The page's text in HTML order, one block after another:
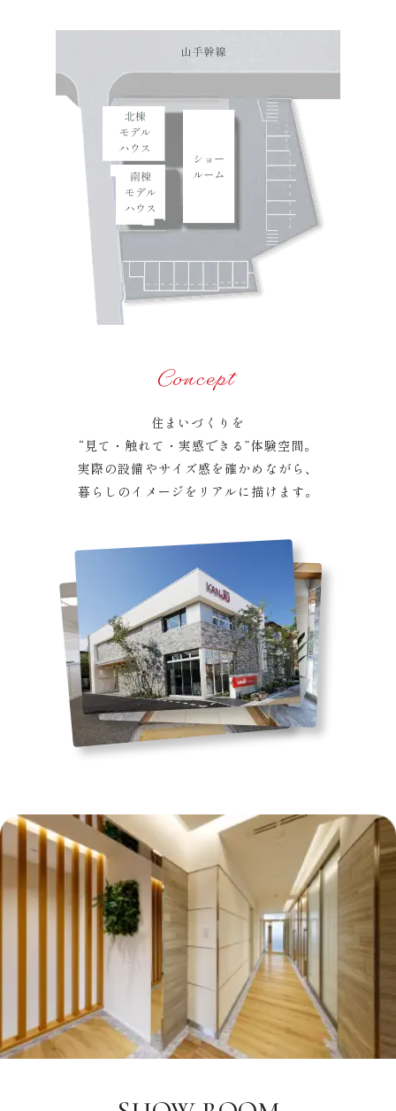
住まいづくりを
“見て・触れて・実感できる”体験空間。
実際の設備やサイズ感を確かめながら、
暮らしのイメージをリアルに描けます。